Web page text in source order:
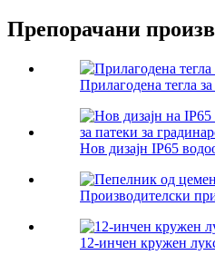
Препорачани
Прилагодена тегла
Нов дизајн IP65
Производителски
12-инчен кружен